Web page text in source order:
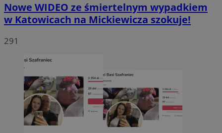
Nowe WIDEO ze śmiertelnym wypadkiem
w Katowicach na Mickiewicza szokuje!
291